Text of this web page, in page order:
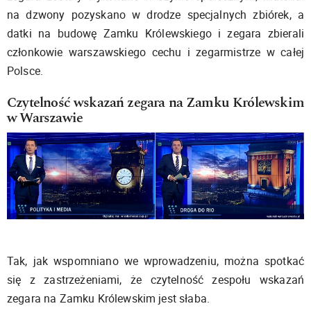
na dzwony pozyskano w drodze specjalnych zbiórek, a
datki na budowę Zamku Królewskiego i zegara zbierali
członkowie warszawskiego cechu i zegarmistrze w całej
Polsce.
Czytelność wskazań zegara na Zamku Królewskim
w Warszawie
Tak, jak wspomniano we wprowadzeniu, można spotkać
się z zastrzeżeniami, że czytelność zespołu wskazań
zegara na Zamku Królewskim jest słaba.